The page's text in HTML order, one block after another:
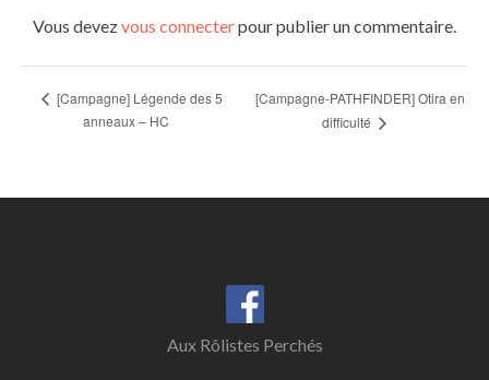
Vous devezvous connecterpour publier un commentaire.
[Campagne] Légende des 5
anneaux – HC
[Campagne-PATHFINDER] Otira en
difficulté
Aux Rôlistes Perchés